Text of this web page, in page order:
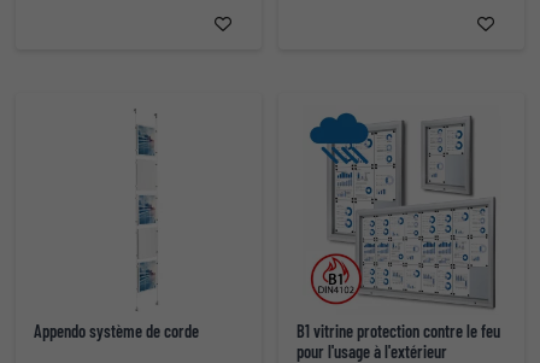
Appendo système de corde
B1 vitrine protection contre le feu
pour l'usage à l'extérieur